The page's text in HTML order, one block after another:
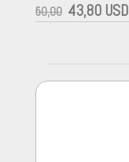
50,00 43,80 USD